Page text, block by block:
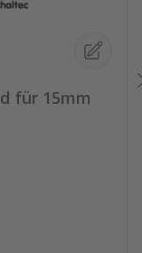
für 15mm